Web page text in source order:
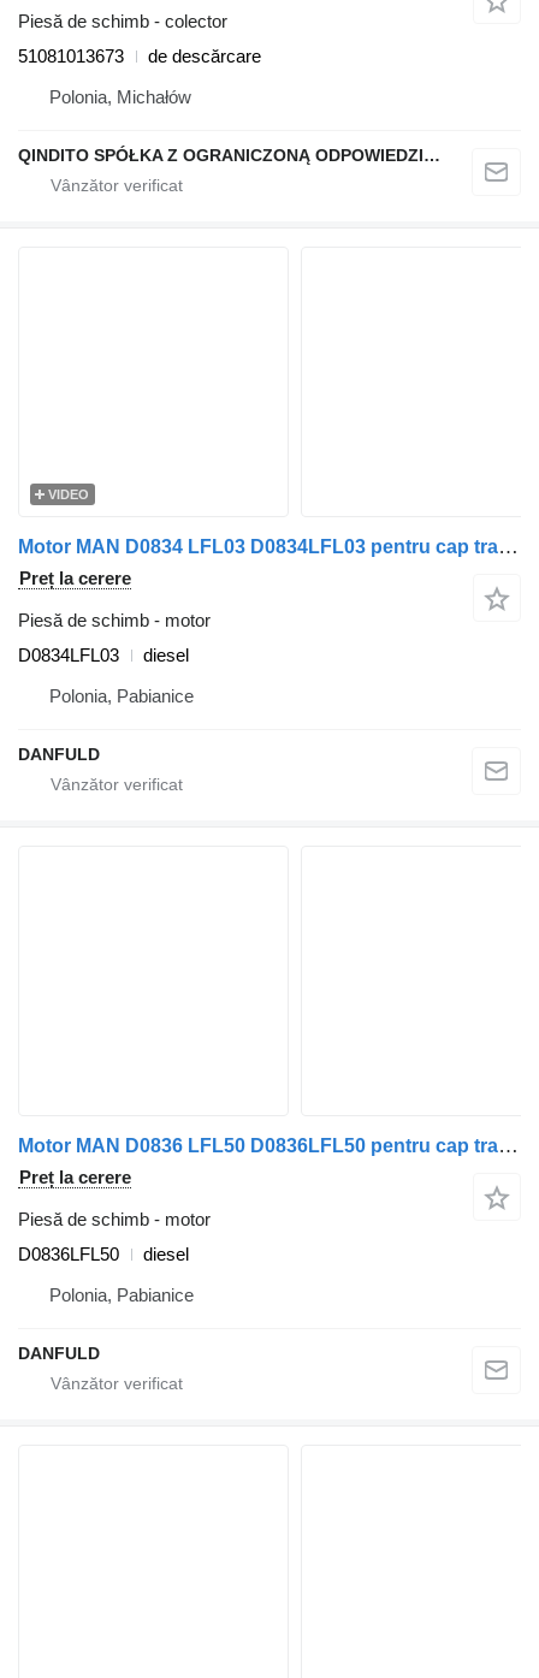
Piesă de schimb - colector
51081013673
de descărcare
Polonia, Michałów
QINDITO SPÓŁKA Z OGRANICZONĄ ODPOWIEDZIALNOŚCIĄ
VIDEO
Motor MAN D0834 LFL03 D0834LFL03 pentru cap tractor MAN TGL, L 2000
Preț la cerere
Piesă de schimb - motor
D0834LFL03
diesel
Polonia, Pabianice
DANFULD
Motor MAN D0836 LFL50 D0836LFL50 pentru cap tractor MAN TGL, TGM, M2000, L2000
Preț la cerere
Piesă de schimb - motor
D0836LFL50
diesel
Polonia, Pabianice
DANFULD